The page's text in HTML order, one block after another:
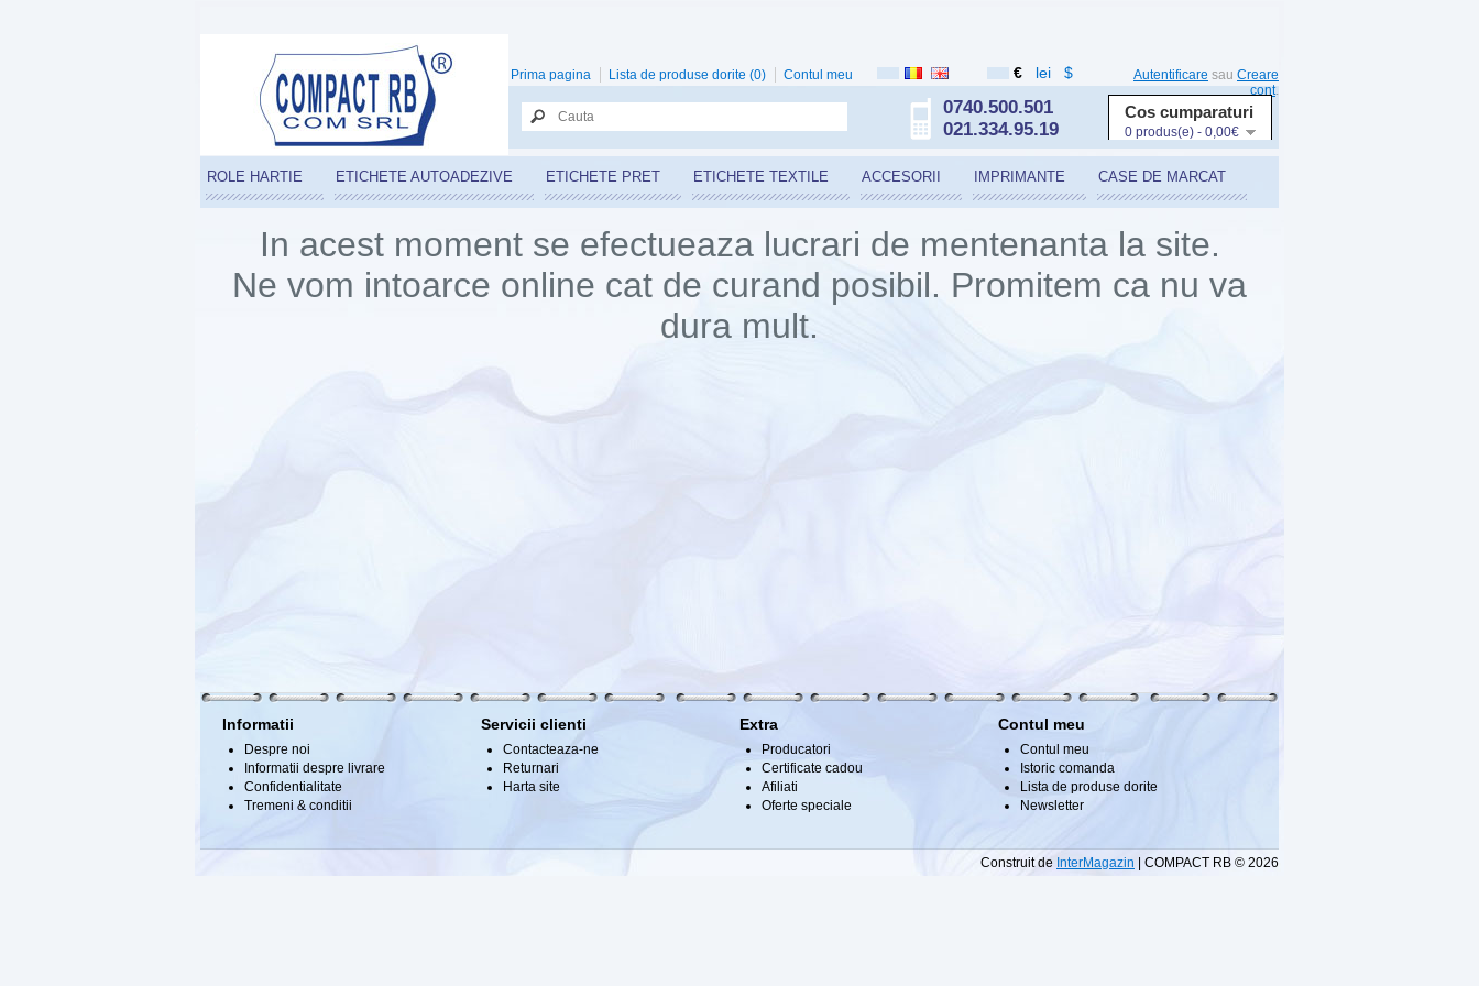
€ lei $
Cos cumparaturi
0 produs(e) - 0,00€
Autentificare sau Creare
cont.
0740.500.501
021.334.95.19
Prima pagina Lista de produse dorite (0) Contul meu
ROLE HARTIE ETICHETE AUTOADEZIVE ETICHETE PRET ETICHETE TEXTILE ACCESORII IMPRIMANTE CASE DE MARCAT
In acest moment se efectueaza lucrari de mentenanta la site.
Ne vom intoarce online cat de curand posibil. Promitem ca nu va
dura mult.
Informatii
Despre noi
Informatii despre livrare
Confidentialitate
Tremeni & conditii
Servicii clienti
Contacteaza-ne
Returnari
Harta site
Extra
Producatori
Certificate cadou
Afiliati
Oferte speciale
Contul meu
Contul meu
Istoric comanda
Lista de produse dorite
Newsletter
Construit de InterMagazin | COMPACT RB © 2026